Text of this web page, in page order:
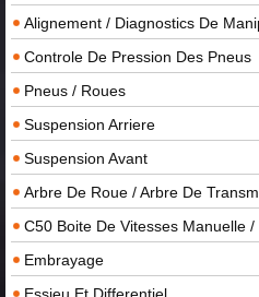
Alignement / Diagnostics De
Controle De Pression Des Pneus
Pneus / Roues
Suspension Arriere
Suspension Avant
Arbre De Roue / Arbre De
C50 Boite De Vitesses Manuelle
Embrayage